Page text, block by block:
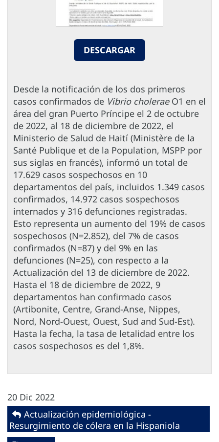
DESCARGAR
Desde la notificación de los dos primeros
casos confirmados de Vibrio choleraeO1 en el
área del gran Puerto Príncipe el 2 de octubre
de 2022, al 18 de diciembre de 2022, el
Ministerio de Salud de Haití (Ministère de la
Santé Publique et de la Population, MSPP por
sus siglas en francés), informó un total de
17.629 casos sospechosos en 10
departamentos del país, incluidos 1.349 casos
confirmados, 14.972 casos sospechosos
internados y 316 defunciones registradas.
Esto representa un aumento del 19% de casos
sospechosos (N=2.852), del 7% de casos
confirmados (N=87) y del 9% en las
defunciones (N=25), con respecto a la
Actualización del 13 de diciembre de 2022.
Hasta el 18 de diciembre de 2022, 9
departamentos han confirmado casos
(Artibonite, Centre, Grand-Anse, Nippes,
Nord, Nord-Ouest, Ouest, Sud and Sud-Est).
Hasta la fecha, la tasa de letalidad entre los
casos sospechosos es del 1,8%.
20 Dic 2022
Actualización epidemiológica -
Resurgimiento de cólera en la Hispaniola